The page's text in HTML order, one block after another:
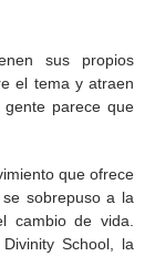
sus propios
el tema y atraen
parece que
que ofrece
sobrepuso a la
cambio de vida.
School, la